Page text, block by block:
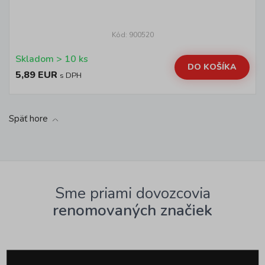
Kód: 900520
Skladom > 10 ks
5,89 EUR s DPH
DO KOŠÍKA
Späť hore
Sme priami dovozcovia
renomovaných značiek